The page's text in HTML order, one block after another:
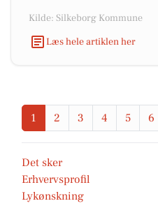
Kilde: Silkeborg Kommune
Læs hele artiklen her
1 2 3 4 5 6
Det sker
Erhvervsprofil
Lykønskning